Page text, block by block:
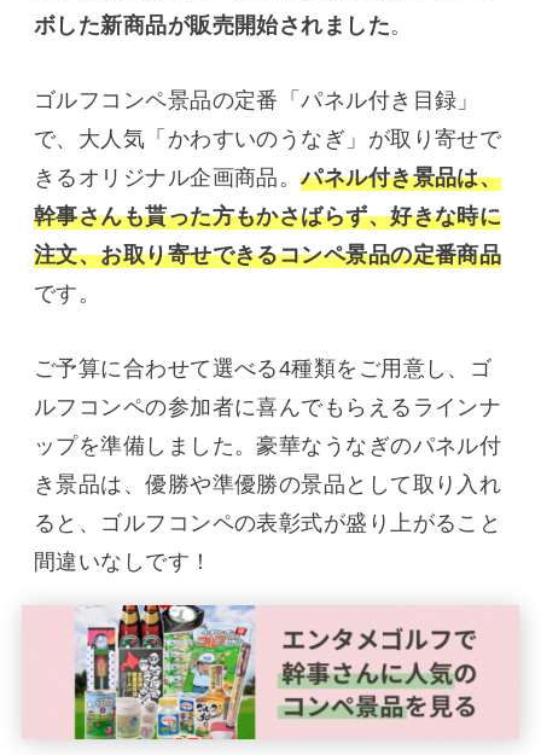
ボした新商品が販売開始されました。
ゴルフコンペ景品の定番「パネル付き目録」
で、大人気「かわすいのうなぎ」が取り寄せで
きるオリジナル企画商品。パネル付き景品は、
幹事さんも貰った方もかさばらず、好きな時に
注文、お取り寄せできるコンペ景品の定番商品
です。
ご予算に合わせて選べる4種類をご用意し、ゴ
ルフコンペの参加者に喜んでもらえるラインナ
ップを準備しました。豪華なうなぎのパネル付
き景品は、優勝や準優勝の景品として取り入れ
ると、ゴルフコンペの表彰式が盛り上がること
間違いなしです！